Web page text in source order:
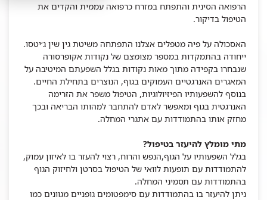
תפריט
הרפואה הסינית והתפתח במזרח כרפואה עממית והקדים את
הטיפול בדיקור.
האסכולה על פיה מטפלים אצלנו התפתחה משיטת גין שין ג׳יטסו.
ייחודה בהתמקדות במספר מצומצם של נקודות אקופרסורה
שנבחרו בקפידה מתוך מאות נקודות בגלל השפעתם המיטיבה על
המאגרים האנרגטיים העמוקים בגוף, הנוצרים בתחילת החיים.
בנוסף להשפעותיו הפיזיולוגיות, הטיפול משפר את הזרימה
האנרגטית בגוף ומאפשר לאדם להתחבר למהותו הבריאה ובכך
מחזק אותו בהתמודדות עם אתגרי המחלה.
מתי מומלץ להיעזר בטיפול?
בגלל השפעותיו על הגוף,הנפש והרוח, רצוי להעזר בו לאיזון עמוק,
להתמודדות עם תופעות לוואי של הטיפול בסרטן ולחיזוק הגוף
בהתמודדות עם תסמיני המחלה.
ניתן להיעזר בו בהתמודדות עם סימפטומים גופניים מגוונים כמו